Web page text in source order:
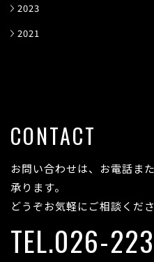
2023
2021
CONTACT
お問い合わせは、お電話ま
承ります。
どうぞお気軽にご相談くださ
TEL.026-